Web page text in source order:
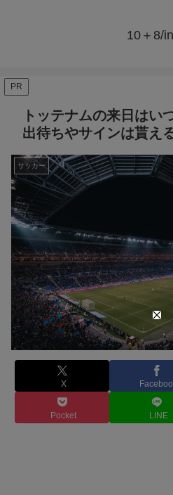
10＋8/
PR
トッテナムの来日はい
出待ちやサインは貰え
サッカー
X
Pocket LINE